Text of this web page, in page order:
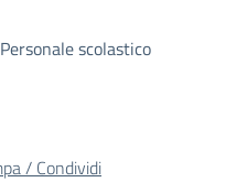
Personale scolastico
/ Condividi